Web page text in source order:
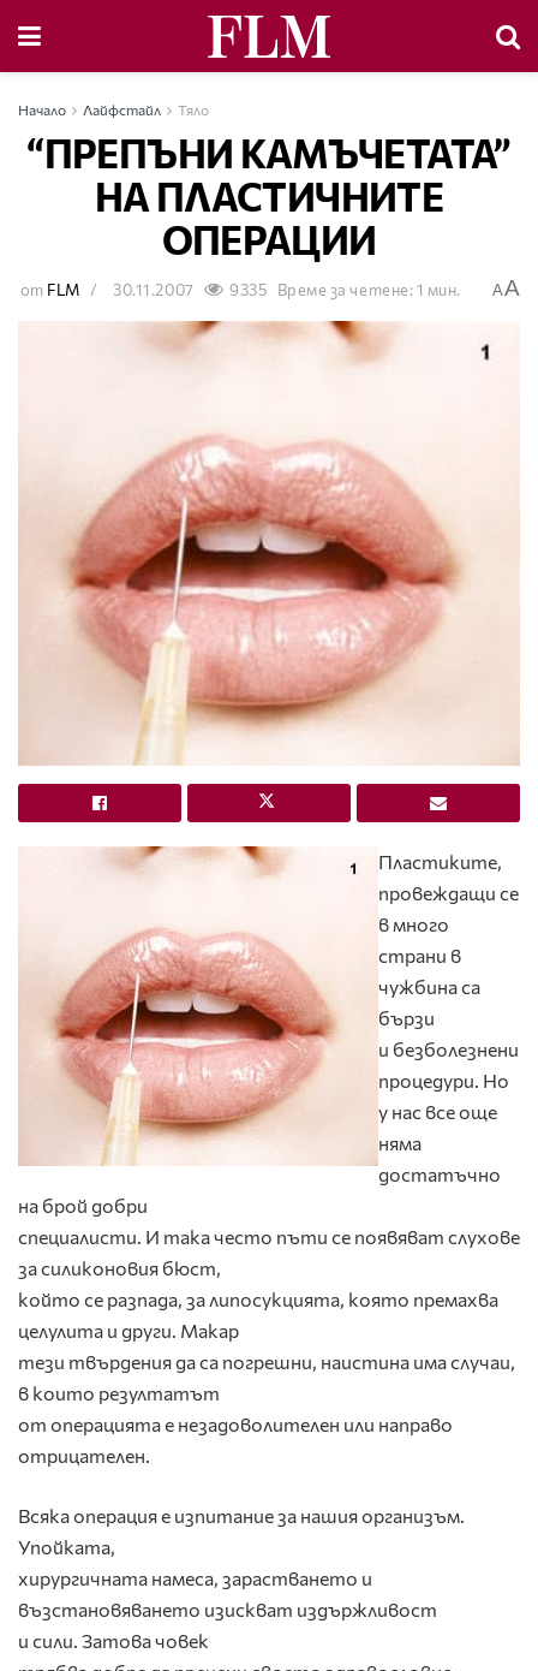
Начало Лайфстайл Тяло
“ПРЕПЪНИ КАМЪЧЕТАТА”
НА ПЛАСТИЧНИТЕ
ОПЕРАЦИИ
от FLM 30.11.2007 9335 Време за четене: 1 мин. AA
Пластиките,
провеждащи се
в много
страни в
чужбина са
бързи
и безболезнени
процедури. Но
у нас все още
няма
достатъчно
на брой добри
специалисти. И така често пъти се появяват слухове
за силиконовия бюст,
който се разпада, за липосукцията, която премахва
целулита и други. Макар
тези твърдения да са погрешни, наистина има случаи,
в които резултатът
от операцията е незадоволителен или направо
отрицателен.
Всяка операция е изпитание за нашия организъм.
Упойката,
хирургичната намеса, зарастването и
възстановяването изискват издържливост
и сили. Затова човек